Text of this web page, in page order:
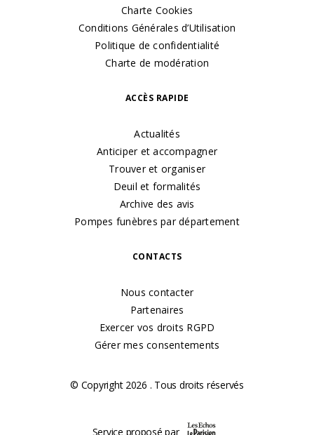
Charte Cookies
Conditions Générales d’Utilisation
Politique de confidentialité
Charte de modération
ACCÈS RAPIDE
Actualités
Anticiper et accompagner
Trouver et organiser
Deuil et formalités
Archive des avis
Pompes funèbres par département
CONTACTS
Nous contacter
Partenaires
Exercer vos droits RGPD
Gérer mes consentements
© Copyright 2026 . Tous droits réservés
Service proposé par